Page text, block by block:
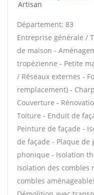
Artisan
Département: 83
Entreprise générale /
de maison -
tropézienne - Petite
/ Réseaux externes -
remplacement) -
Couverture -
Toiture - Enduit de
Peinture de façade -
de façade - Plaque
phonique - Isolation
Isolation des combles
combles